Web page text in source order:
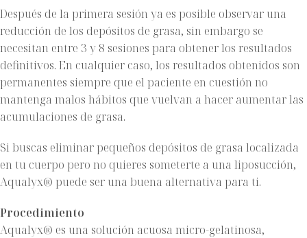
Después de la primera sesión ya es posible observar una
reducción de los depósitos de grasa, sin embargo se
necesitan entre 3 y 8 sesiones para obtener los resultados
definitivos. En cualquier caso, los resultados obtenidos son
permanentes siempre que el paciente en cuestión no
mantenga malos hábitos que vuelvan a hacer aumentar las
acumulaciones de grasa.
Si buscas eliminar pequeños depósitos de grasa localizada
en tu cuerpo pero no quieres someterte a una liposucción,
Aqualyx® puede ser una buena alternativa para ti.
Procedimiento
Aqualyx® es una solución acuosa micro-gelatinosa,